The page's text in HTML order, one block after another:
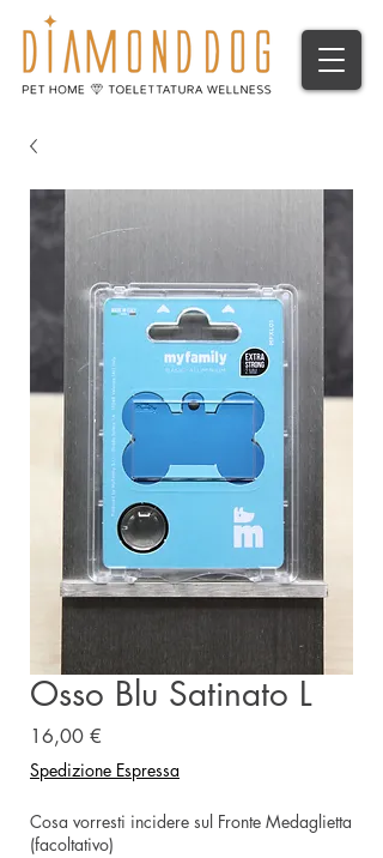
Osso Blu Satinato L
16,00 €
Spedizione Espressa
Cosa vorresti incidere sul Fronte Medaglietta
(facoltativo)